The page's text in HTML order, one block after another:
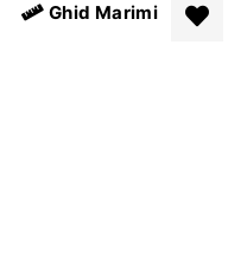
Ghid Marimi